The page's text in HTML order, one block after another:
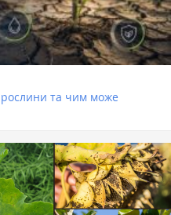
рослини та чим може